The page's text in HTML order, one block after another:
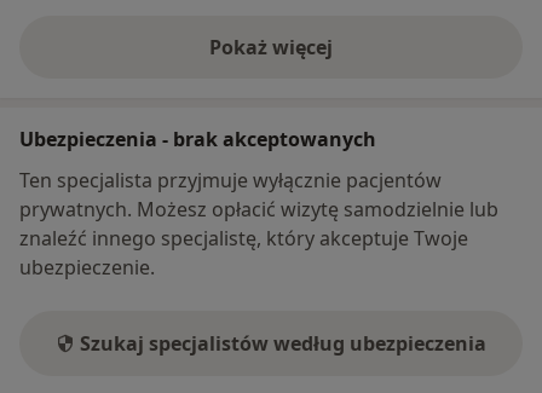
Pokaż więcej
o adresie
Ubezpieczenia - brak akceptowanych
Ten specjalista przyjmuje wyłącznie pacjentów
prywatnych. Możesz opłacić wizytę samodzielnie lub
znaleźć innego specjalistę, który akceptuje Twoje
ubezpieczenie.
Szukaj specjalistów według ubezpieczenia